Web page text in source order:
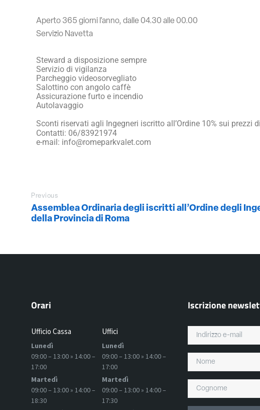
Aperto 365 giorni l’anno, dalle 04.30 alle 00.00
Servizio Navetta
Steward a disposizione sempre
Servizio di vigilanza
Parcheggio videosorvegliato
Salottino con angolo caffè
Assicurazione furto e incendio
Autolavaggio
Sconti riservati agli Ingegneri iscritto all’Ordine 10% sui prezzi
Contatti: 06/83921974
e-mail: info@romeparkvalet.com
Previous
Assemblea Ordinaria degli iscritti all’Ordine degli
della Provincia di Roma
Orari
Ufficio Cassa
Lunedì
09:00 – 13:00 » 14:00 –
17:00
Martedì
09:00 – 13:00 » 14:00 –
18:30
Uffici
Lunedì
09:00 – 13:00 » 14:00 –
17:00
Martedì
09:00 – 13:00 » 14:00 –
17:30
Iscrizione